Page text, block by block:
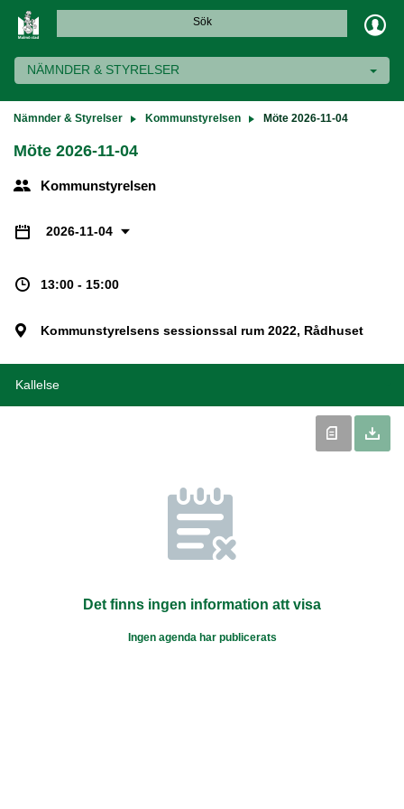
Sök
NÄMNDER & STYRELSER
Nämnder & Styrelser Kommunstyrelsen Möte 2026-11-04
Möte 2026-11-04
Kommunstyrelsen
2026-11-04
13:00 - 15:00
Kommunstyrelsens sessionssal rum 2022, Rådhuset
Kallelse
Det finns ingen information att visa
Ingen agenda har publicerats